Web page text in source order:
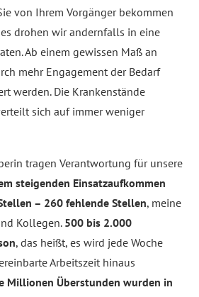
von Ihrem Vorgänger bekommen
drohen wir andernfalls in eine
Ab einem gewissen Maß an
mehr Engagement der Bedarf
werden. Die Krankenstände
sich auf immer weniger
tragen Verantwortung für unsere
steigenden Einsatzaufkommen
– 260 fehlende Stellen, meine
Kollegen.500 bis 2.000
, das heißt, es wird jede Woche
Arbeitszeit hinaus
Millionen Überstunden wurden in